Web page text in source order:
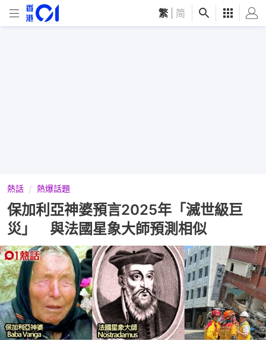
繁 简
熱話 熱爆話題
保加利亞神婆預言2025年「滅世級巨
災」 與法國星象大師預測相似